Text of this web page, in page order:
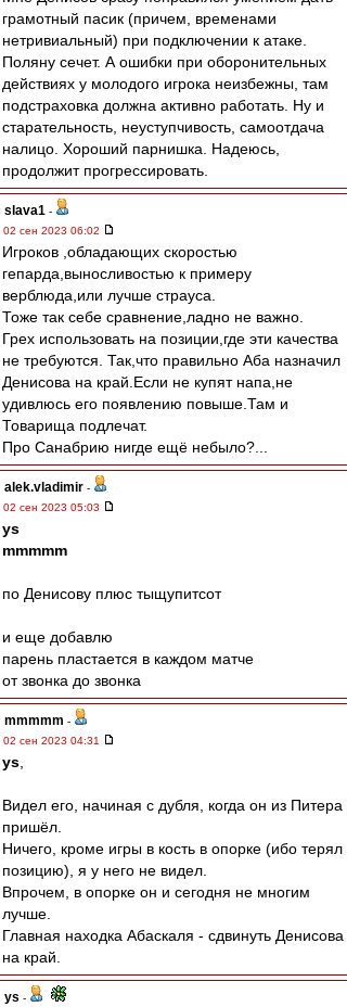
грамотный пасик (причем, временами
нетривиальный) при подключении к атаке.
Поляну сечет. А ошибки при оборонительных
действиях у молодого игрока неизбежны, там
подстраховка должна активно работать. Ну и
старательность, неуступчивость, самоотдача
налицо. Хороший парнишка. Надеюсь,
продолжит прогрессировать.
slava1 -
02 сен 2023 06:02
Игроков ,обладающих скоростью
гепарда,выносливостью к примеру
верблюда,или лучше страуса.
Тоже так себе сравнение,ладно не важно.
Грех использовать на позиции,где эти качества
не требуются. Так,что правильно Аба назначил
Денисова на край.Если не купят напа,не
удивлюсь его появлению повыше.Там и
Товарища подлечат.
Про Санабрию нигде ещё небыло?...
alek.vladimir -
02 сен 2023 05:03
ys
mmmmm
по Денисову плюс тыщупитсот
и еще добавлю
парень пластается в каждом матче
от звонка до звонка
mmmmm -
02 сен 2023 04:31
ys
Видел его, начиная с дубля, когда он из Питера
пришёл.
Ничего, кроме игры в кость в опорке (ибо терял
позицию), я у него не видел.
Впрочем, в опорке он и сегодня не многим
лучше.
Главная находка Абаскаля - сдвинуть Денисова
на край.
ys -